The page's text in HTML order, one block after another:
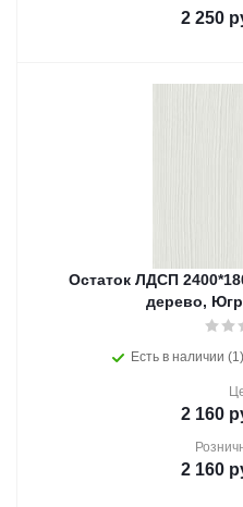
2 250
Остаток ЛДСП
дерево,
Есть в наличии (1)
2 160
2 160